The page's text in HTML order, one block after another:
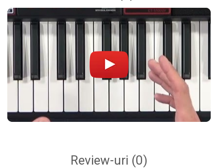
Instrumente cu arcus
Instrumente de percutie
Instrumente de suflat
Instrumente si jucarii pentru copii
Instrumente traditionale
Accesorii DJ
Review-uri (0)